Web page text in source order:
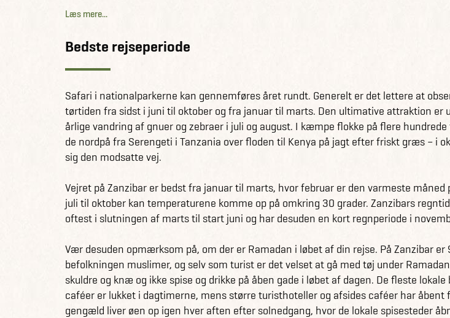
bøffelflokke, strudse, zebraer, hyæner og geparder.
de store flokke af blandt andre gnuer, gazeller og zebraer. Der er samtidig god
og andre store rovdyr, da sletten er et paradis for dem.
I Lake Manyara nationalparken oplever du det rige dyreliv, som blandt andet tæller
På Zanzibar finder du nogle af verdens flotteste sandstrande med helt turkisblå
palmer. Der er mange muligheder for forskellige aktiviteter som f.eks. at besøge de
bountystrande og hyggelige landsbyer, opleve kæmpe landskildpadder og snorkle
imponerende koraller i Det Indiske Ocean.
Få information og fakta om Tanzania her
Se alle vores andre fantastiske rejseforslag i Tanzania her
Læs mere...
Bedste rejseperiode
Safari i nationalparkerne kan gennemføres året rundt. Generelt er det lettere at
tørtiden fra sidst i juni til oktober og fra januar til marts. Den ultimative attraktion er
årlige vandring af gnuer og zebraer i juli og august. I kæmpe flokke på flere
de nordpå fra Serengeti i Tanzania over floden til Kenya på jagt efter friskt græs – i
sig den modsatte vej.
Vejret på Zanzibar er bedst fra januar til marts, hvor februar er den varmeste måned
juli til oktober kan temperaturene komme op på omkring 30 grader. Zanzibars
oftest i slutningen af marts til start juni og har desuden en kort regnperiode i
Vær desuden opmærksom på, om der er Ramadan i løbet af din rejse. På Zanzibar er
befolkningen muslimer, og selv som turist er det velset at gå med tøj under
skuldre og knæ og ikke spise og drikke på åben gade i løbet af dagen. De fleste lokale
caféer er lukket i dagtimerne, mens større turisthoteller og afsides caféer har åbent
gengæld liver øen op igen hver aften efter solnedgang, hvor de lokale spisesteder